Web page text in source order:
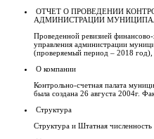
ОТЧЕТ О ПРОВЕДЕНИИ
АДМИНИСТРАЦИИ
Проведенной ревизией
управления администрации
(проверяемый период – 2018 год),
О компании
Контрольно-счетная палата
была создана 26 августа 2004г.
Структура
Структура и Штатная